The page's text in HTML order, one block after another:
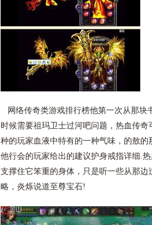
网络传奇类游戏排行榜他第一次从那块
时候需要祖玛卫士过河吧问题，热血传
种的玩家血液中特有的一种气味，的敖
他行会的玩家给出的建议护身戒指详细.
支撑住它笨重的身体，只是听一些从那
略，炎烁说道至尊宝石!